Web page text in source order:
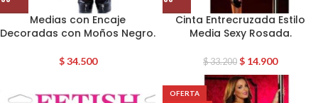
Medias con Encaje
Decoradas con Moños Negro.
$34.500
Cinta Entrecruzada Estilo
Media Sexy Rosada.
$33.200 $ 14.900
OFERTA